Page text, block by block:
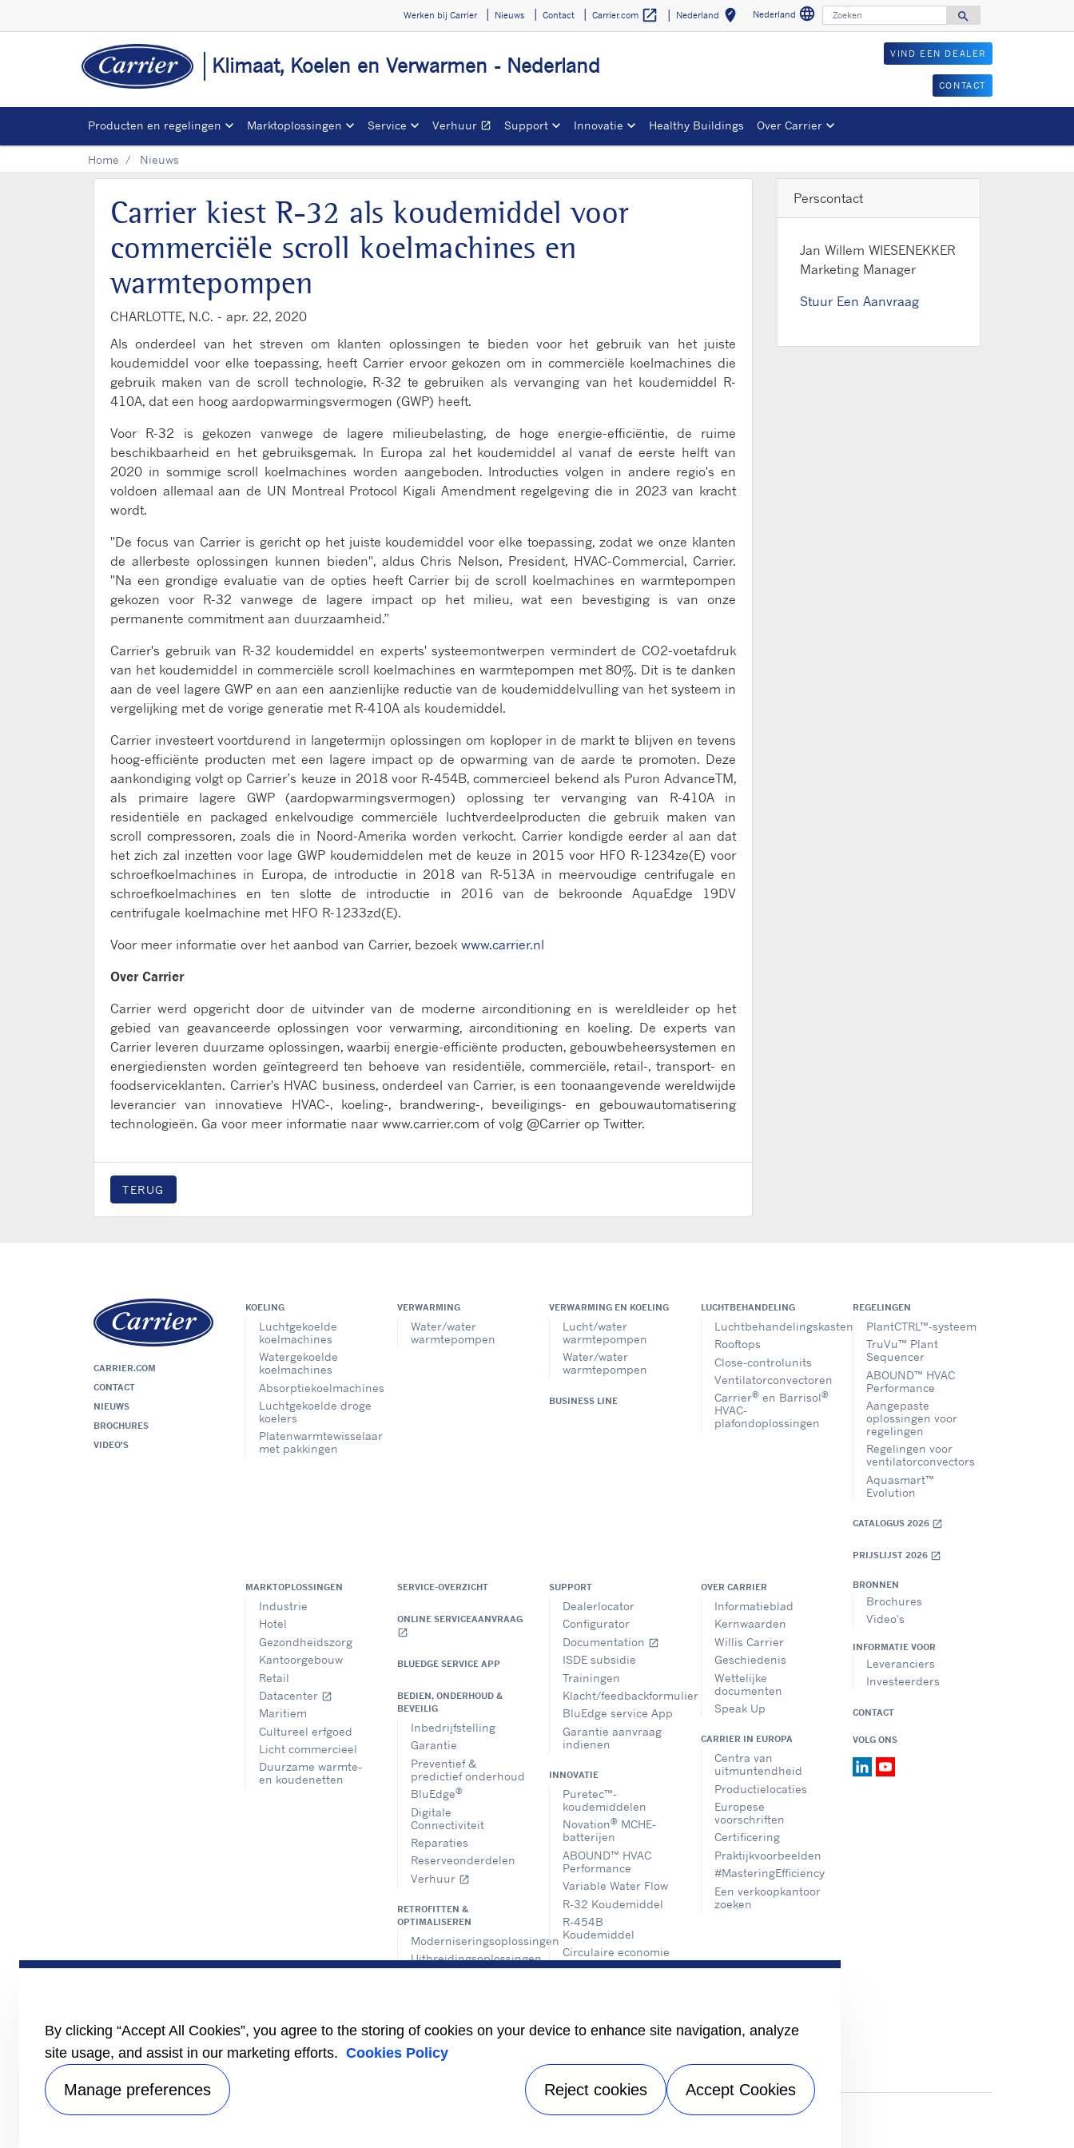
Werken bij Carrier Nieuws Contact Carrier.com open_in_new Nederland edit_locationSelect your location
Nederland languageSelecteer een
Zoeken
search
Search
Klimaat, Koelen en Verwarmen - Nederland
VIND EEN DEALER
CONTACT
Producten en regelingen Marktoplossingen Service Verhuur open_in_newOpens in a new window
Support Innovatie Healthy Buildings Over Carrier
Home Nieuws
Carrier kiest R-32 als koudemiddel voor
commerciële scroll koelmachines en
warmtepompen
CHARLOTTE, N.C. - apr. 22, 2020
Als onderdeel van het streven om klanten oplossingen te bieden voor het gebruik van het juiste
koudemiddel voor elke toepassing, heeft Carrier ervoor gekozen om in commerciële koelmachines die
gebruik maken van de scroll technologie, R-32 te gebruiken als vervanging van het koudemiddel R-
410A, dat een hoog aardopwarmingsvermogen (GWP) heeft.
Voor R-32 is gekozen vanwege de lagere milieubelasting, de hoge energie-efficiëntie, de ruime
beschikbaarheid en het gebruiksgemak. In Europa zal het koudemiddel al vanaf de eerste helft van
2020 in sommige scroll koelmachines worden aangeboden. Introducties volgen in andere regio's en
voldoen allemaal aan de UN Montreal Protocol Kigali Amendment regelgeving die in 2023 van kracht
wordt.
"De focus van Carrier is gericht op het juiste koudemiddel voor elke toepassing, zodat we onze klanten
de allerbeste oplossingen kunnen bieden", aldus Chris Nelson, President, HVAC-Commercial, Carrier.
"Na een grondige evaluatie van de opties heeft Carrier bij de scroll koelmachines en warmtepompen
gekozen voor R-32 vanwege de lagere impact op het milieu, wat een bevestiging is van onze
permanente commitment aan duurzaamheid.”
Carrier's gebruik van R-32 koudemiddel en experts' systeemontwerpen vermindert de CO2-voetafdruk
van het koudemiddel in commerciële scroll koelmachines en warmtepompen met 80%. Dit is te danken
aan de veel lagere GWP en aan een aanzienlijke reductie van de koudemiddelvulling van het systeem in
vergelijking met de vorige generatie met R-410A als koudemiddel.
Carrier investeert voortdurend in langetermijn oplossingen om koploper in de markt te blijven en tevens
hoog-efficiënte producten met een lagere impact op de opwarming van de aarde te promoten. Deze
aankondiging volgt op Carrier’s keuze in 2018 voor R-454B, commercieel bekend als Puron AdvanceTM,
als primaire lagere GWP (aardopwarmingsvermogen) oplossing ter vervanging van R-410A in
residentiële en packaged enkelvoudige commerciële luchtverdeelproducten die gebruik maken van
scroll compressoren, zoals die in Noord-Amerika worden verkocht. Carrier kondigde eerder al aan dat
het zich zal inzetten voor lage GWP koudemiddelen met de keuze in 2015 voor HFO R-1234ze(E) voor
schroefkoelmachines in Europa, de introductie in 2018 van R-513A in meervoudige centrifugale en
schroefkoelmachines en ten slotte de introductie in 2016 van de bekroonde AquaEdge 19DV
centrifugale koelmachine met HFO R-1233zd(E).
Voor meer informatie over het aanbod van Carrier, bezoek www.carrier.nl
Over Carrier
Carrier werd opgericht door de uitvinder van de moderne airconditioning en is wereldleider op het
gebied van geavanceerde oplossingen voor verwarming, airconditioning en koeling. De experts van
Carrier leveren duurzame oplossingen, waarbij energie-efficiënte producten, gebouwbeheersystemen en
energiediensten worden geïntegreerd ten behoeve van residentiële, commerciële, retail-, transport- en
foodserviceklanten. Carrier's HVAC business, onderdeel van Carrier, is een toonaangevende wereldwijde
leverancier van innovatieve HVAC-, koeling-, brandwering-, beveiligings- en gebouwautomatisering
technologieën. Ga voor meer informatie naar www.carrier.com of volg @Carrier op Twitter.
TERUG
Perscontact
Jan Willem WIESENEKKER
Marketing Manager
Stuur Een Aanvraag
CARRIER.COM
CONTACT
NIEUWS
BROCHURES
VIDEO'S
KOELING
Luchtgekoelde
koelmachines
Watergekoelde
koelmachines
Absorptiekoelmachines
Luchtgekoelde droge
koelers
Platenwarmtewisselaar
met pakkingen
VERWARMING
Water/water
warmtepompen
VERWARMING EN KOELING
Lucht/water
warmtepompen
Water/water
warmtepompen
BUSINESS LINE
LUCHTBEHANDELING
Luchtbehandelingskasten
Rooftops
Close-controlunits
Ventilatorconvectoren
Carrier® en Barrisol®
HVAC-
plafondoplossingen
REGELINGEN
PlantCTRL™-systeem
TruVu™ Plant
Sequencer
ABOUND™ HVAC
Performance
Aangepaste
oplossingen voor
regelingen
Regelingen voor
ventilatorconvectors
Aquasmart™
Evolution
CATALOGUS 2026 open_in_new
PRIJSLIJST 2026 open_in_new
MARKTOPLOSSINGEN
Industrie
Hotel
Gezondheidszorg
Kantoorgebouw
Retail
Datacenter open_in_new
Maritiem
Cultureel erfgoed
Licht commercieel
Duurzame warmte-
en koudenetten
SERVICE-OVERZICHT
ONLINE SERVICEAANVRAAG
open_in_new
BLUEDGE SERVICE APP
BEDIEN, ONDERHOUD &
BEVEILIG
Inbedrijfstelling
Garantie
Preventief &
predictief onderhoud
BluEdge®
Digitale
Connectiviteit
Reparaties
Reserveonderdelen
Verhuur open_in_new
RETROFITTEN &
OPTIMALISEREN
Moderniseringsoplossingen
Uitbreidingsoplossingen
Advies en
voorschriften
DECARBONISATIEOPLOSSINGEN
SUPPORT
Dealerlocator
Configurator
Documentation open_in_new
ISDE subsidie
Trainingen
Klacht/feedbackformulier
BluEdge service App
Garantie aanvraag
indienen
INNOVATIE
Puretec™-
koudemiddelen
Novation® MCHE-
batterijen
ABOUND™ HVAC
Performance
Variable Water Flow
R-32 Koudemiddel
R-454B
Koudemiddel
Circulaire economie
Climate As A Service
OVER CARRIER
Informatieblad
Kernwaarden
Willis Carrier
Geschiedenis
Wettelijke
documenten
Speak Up
CARRIER IN EUROPA
Centra van
uitmuntendheid
Productielocaties
Europese
voorschriften
Certificering
Praktijkvoorbeelden
#MasteringEfficiency
Een verkoopkantoor
zoeken
BRONNEN
Brochures
Video's
INFORMATIE VOOR
Leveranciers
Investeerders
CONTACT
VOLG ONS
Gebruiksvoorwaarden|Wettelijke documenten|Sitemap
By clicking “Accept All Cookies”, you agree to the storing of cookies on your device to enhance site navigation, analyze
site usage, and assist in our marketing efforts. Cookies Policy
Manage preferences Reject cookies Accept Cookies